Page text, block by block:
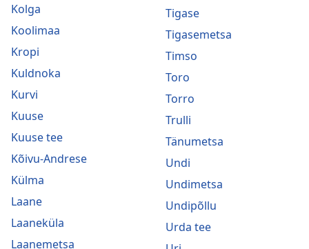
Kolga
Koolimaa
Kropi
Kuldnoka
Kurvi
Kuuse
Kuuse tee
Kõivu-Andrese
Külma
Laane
Laaneküla
Laanemetsa
Tigase
Tigasemetsa
Timso
Toro
Torro
Trulli
Tänumetsa
Undi
Undimetsa
Undipõllu
Urda tee